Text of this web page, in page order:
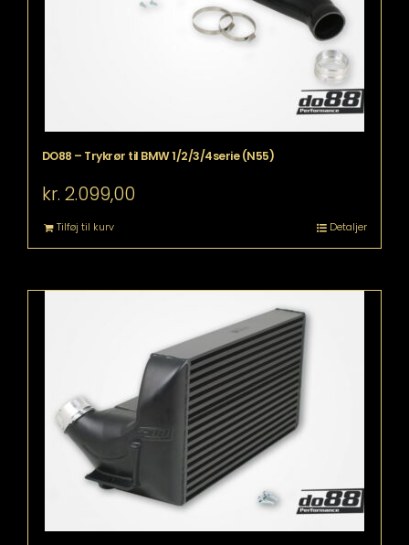
DO88 – Trykrør til BMW 1/2/3/4serie (N55)
kr. 2.099,00
Tilføj til kurv Detaljer